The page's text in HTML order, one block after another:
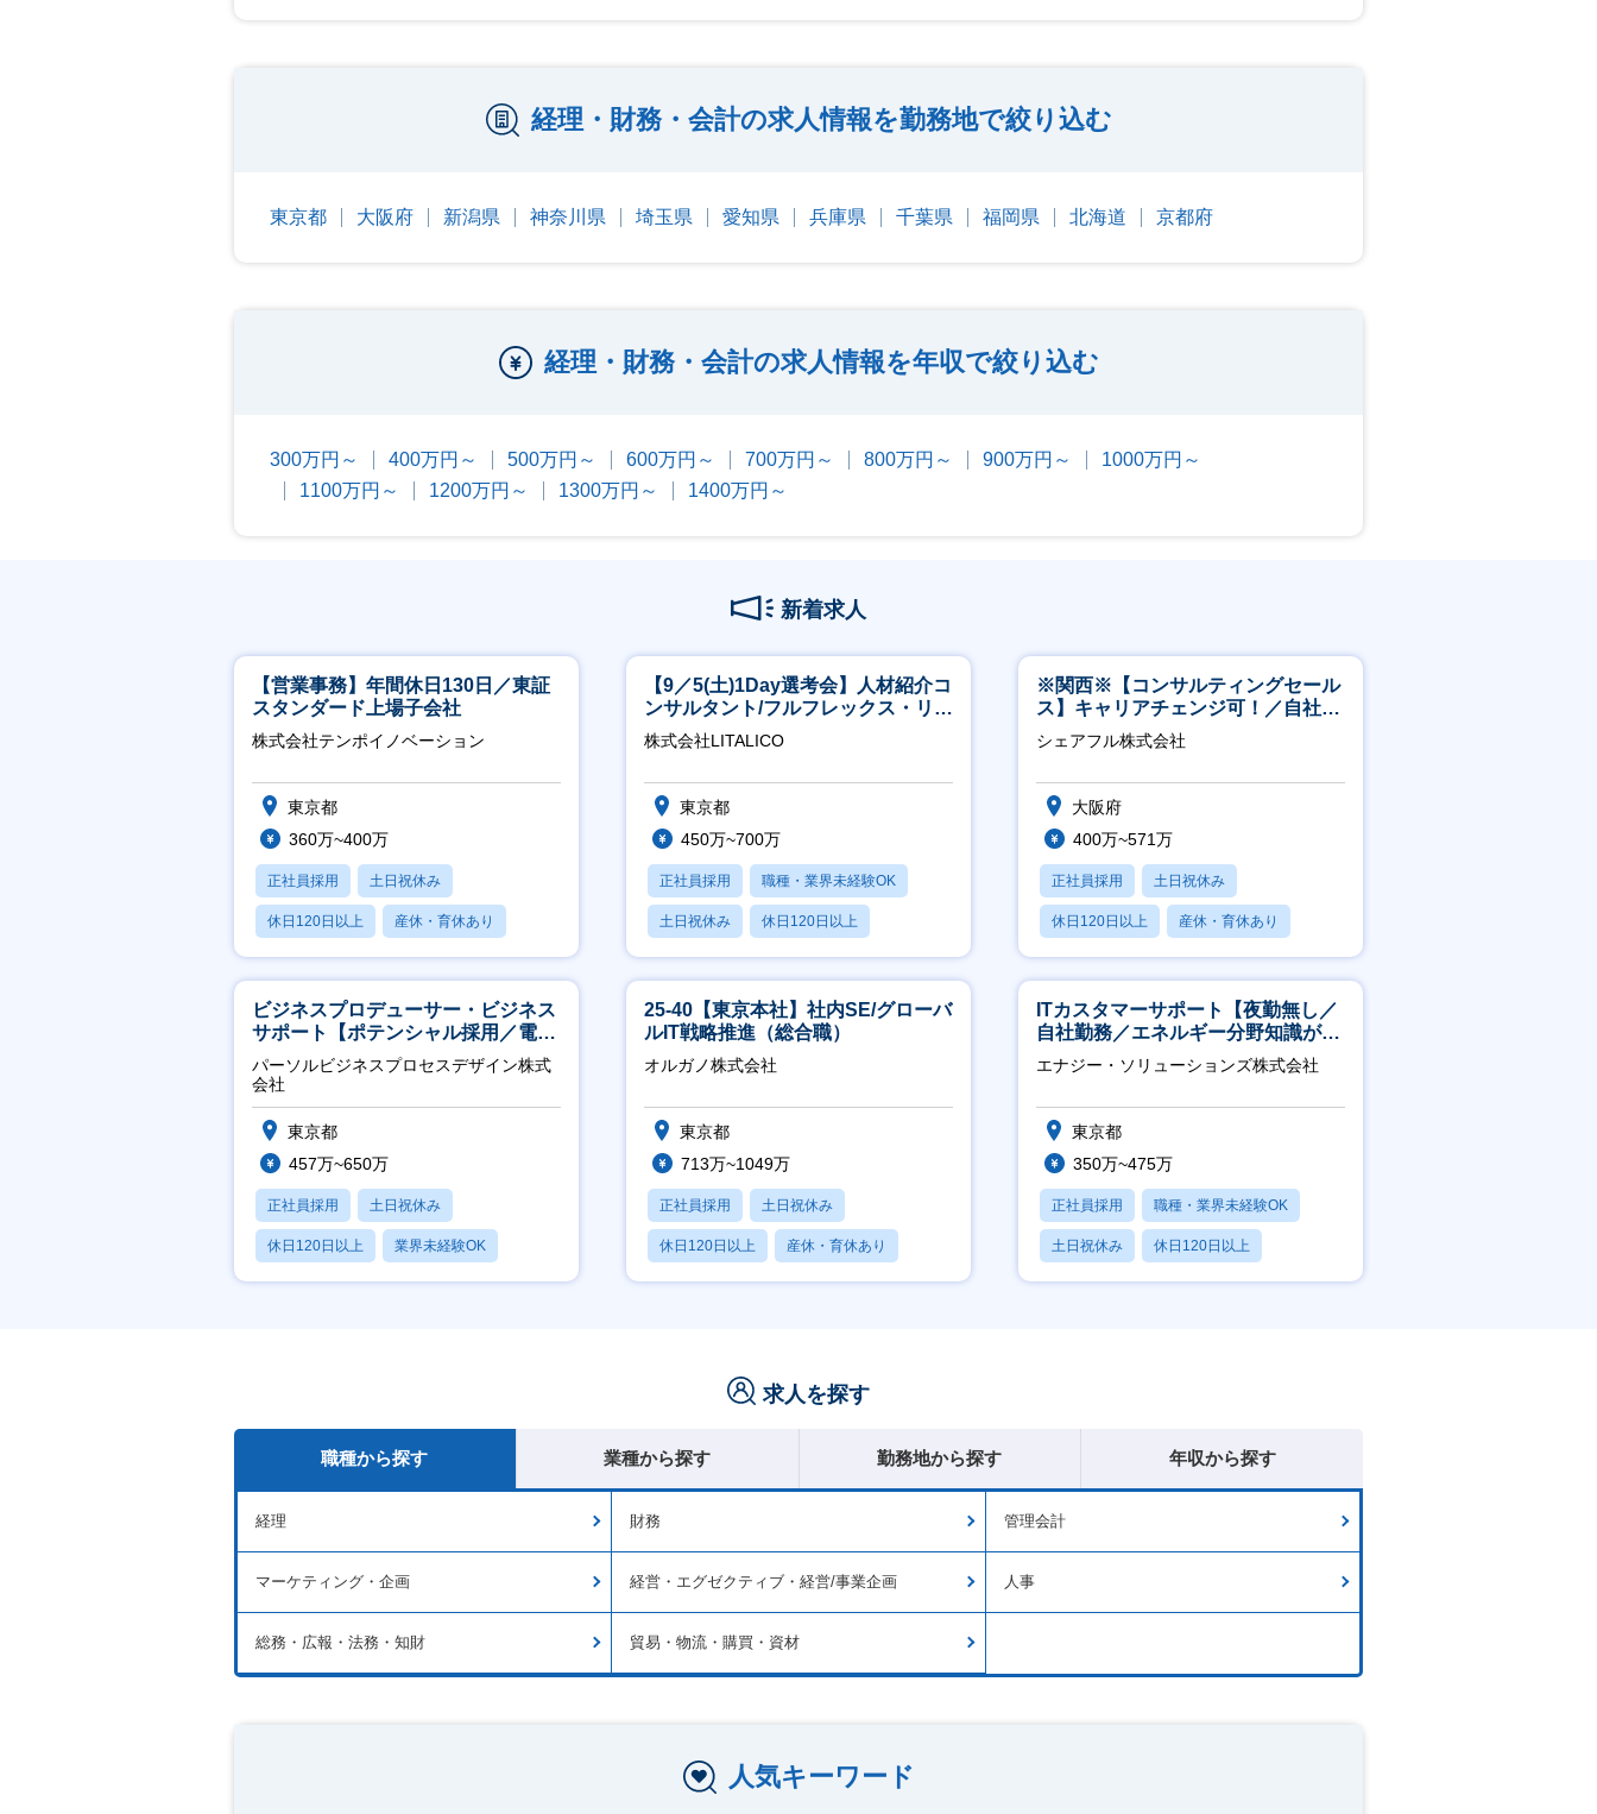
経理・財務・会計の求人情報を勤務地で絞り込む
東京都 大阪府 新潟県 神奈川県 埼玉県 愛知県 兵庫県 千葉県 福岡県 北海道 京都府
経理・財務・会計の求人情報を年収で絞り込む
300万円～ 400万円～ 500万円～ 600万円～ 700万円～ 800万円～ 900万円～
1000万円～
1100万円～
1200万円～ 1300万円～ 1400万円～
新着求人
【営業事務】年間休日130日／東証
スタンダード上場子会社
株式会社テンポイノベーション
東京都
360万~400万
正社員採用 土日祝休み
休日120日以上 産休・育休あり
賞与あり
【9／5(土)1Day選考会】人材紹介コ
ンサルタント/フルフレックス・リモ
ート/育休最長6年取得可
株式会社LITALICO
東京都
450万~700万
正社員採用 職種・業界未経験OK
土日祝休み 休日120日以上
産休・育休あり
※関西※【コンサルティングセール
ス】キャリアチェンジ可！／自社サ
ービス『シェアフル』の営業
シェアフル株式会社
大阪府
400万~571万
正社員採用 土日祝休み
休日120日以上 産休・育休あり
賞与あり
ビジネスプロデューサー・ビジネス
サポート【ポテンシャル採用／電
力・ガス等の民間向けプロジェクト
推進】
パーソルビジネスプロセスデザイン株式
会社
東京都
457万~650万
正社員採用 土日祝休み
休日120日以上 業界未経験OK
産休・育休あり
25-40【東京本社】社内SE/グローバ
ルIT戦略推進（総合職）
オルガノ株式会社
東京都
713万~1049万
正社員採用 土日祝休み
休日120日以上 産休・育休あり
月残業20時間以内
ITカスタマーサポート【夜勤無し／
自社勤務／エネルギー分野知識が身
につきます】
エナジー・ソリューションズ株式会社
東京都
350万~475万
正社員採用 職種・業界未経験OK
土日祝休み 休日120日以上
産休・育休あり
求人を探す
職種から探す 業種から探す 勤務地から探す 年収から探す
経理 財務 管理会計
マーケティング・企画 経営・エグゼクティブ・経営/事業企画 人事
総務・広報・法務・知財 貿易・物流・購買・資材
人気キーワード